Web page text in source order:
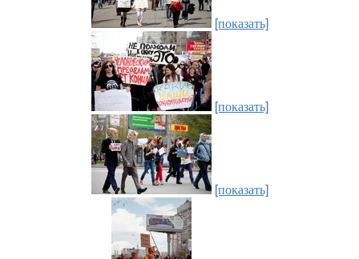
[показать]
[показать]
[показать]